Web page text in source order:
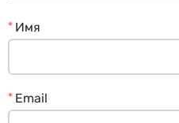
Имя
*
Email
*